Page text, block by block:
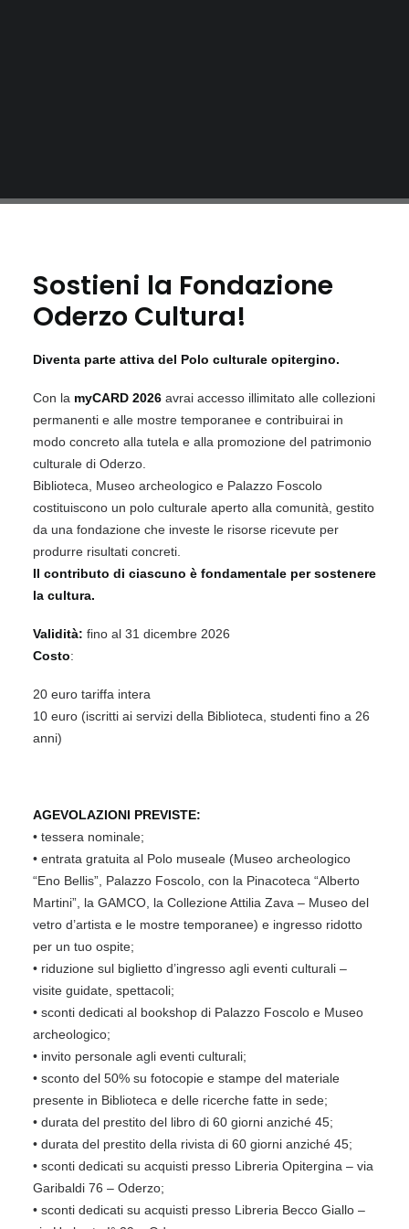
Sostieni la Fondazione
Oderzo Cultura!
Diventa parte attiva del Polo culturale opitergino.
Con la myCARD 2026 avrai accesso illimitato alle collezioni
permanenti e alle mostre temporanee e contribuirai in
modo concreto alla tutela e alla promozione del patrimonio
culturale di Oderzo.
Biblioteca, Museo archeologico e Palazzo Foscolo
costituiscono un polo culturale aperto alla comunità, gestito
da una fondazione che investe le risorse ricevute per
produrre risultati concreti.
Il contributo di ciascuno è fondamentale per sostenere
la cultura.
Validità: fino al 31 dicembre 2026
Costo:
20 euro tariffa intera
10 euro (iscritti ai servizi della Biblioteca, studenti fino a 26
anni)
AGEVOLAZIONI PREVISTE:
• tessera nominale;
• entrata gratuita al Polo museale (Museo archeologico
“Eno Bellis”, Palazzo Foscolo, con la Pinacoteca “Alberto
Martini”, la GAMCO, la Collezione Attilia Zava – Museo del
vetro d’artista e le mostre temporanee) e ingresso ridotto
per un tuo ospite;
• riduzione sul biglietto d’ingresso agli eventi culturali –
visite guidate, spettacoli;
• sconti dedicati al bookshop di Palazzo Foscolo e Museo
archeologico;
• invito personale agli eventi culturali;
• sconto del 50% su fotocopie e stampe del materiale
presente in Biblioteca e delle ricerche fatte in sede;
• durata del prestito del libro di 60 giorni anziché 45;
• durata del prestito della rivista di 60 giorni anziché 45;
• sconti dedicati su acquisti presso Libreria Opitergina – via
Garibaldi 76 – Oderzo;
• sconti dedicati su acquisti presso Libreria Becco Giallo –